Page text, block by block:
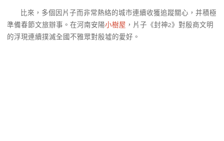
比來，多個因片子而非常熱絡的城市連續收獲追蹤關心，并積極
準備春節文旅辦事。在河南安陽小樹屋 ，片子《封神2》對殷商文明
的浮現連續撲滅全國不雅眾對殷墟的愛好。